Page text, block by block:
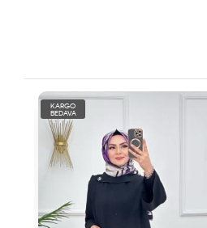
KARGO
BEDAVA